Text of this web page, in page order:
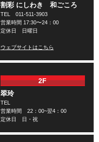
割彩 にしわき 和ごころ
TEL 011-511-3903
営業時間 17:30〜24：00
定休日 日曜日
ウェブサイトはこちら
2F
翠玲
TEL
営業時間 22：00~翌4：00
定休日 日・祝